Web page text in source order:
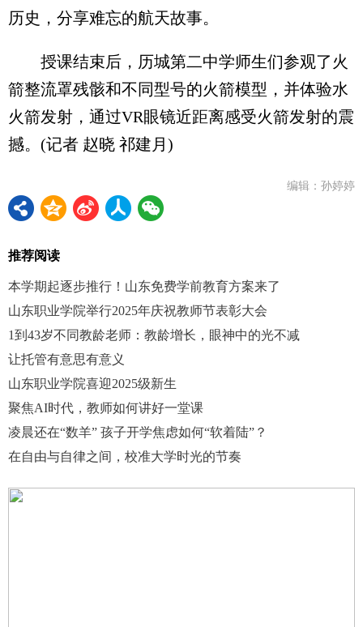
历史，分享难忘的航天故事。
授课结束后，历城第二中学师生们参观了火
箭整流罩残骸和不同型号的火箭模型，并体验水
火箭发射，通过VR眼镜近距离感受火箭发射的震
撼。(记者 赵晓 祁建月)
编辑：孙婷婷
推荐阅读
本学期起逐步推行！山东免费学前教育方案来了
山东职业学院举行2025年庆祝教师节表彰大会
1到43岁不同教龄老师：教龄增长，眼神中的光不减
让托管有意思有意义
山东职业学院喜迎2025级新生
聚焦AI时代，教师如何讲好一堂课
凌晨还在“数羊” 孩子开学焦虑如何“软着陆”？
在自由与自律之间，校准大学时光的节奏